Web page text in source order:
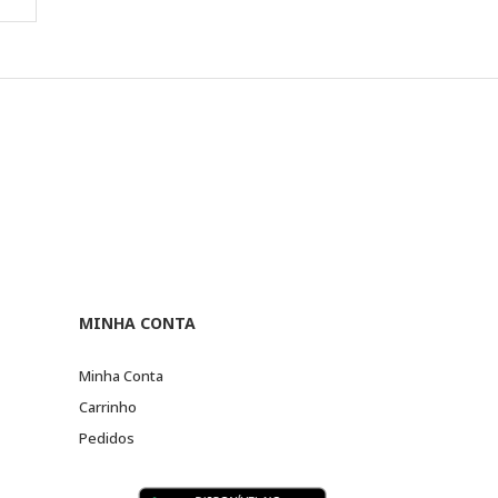
MINHA CONTA
Minha Conta
Carrinho
Pedidos